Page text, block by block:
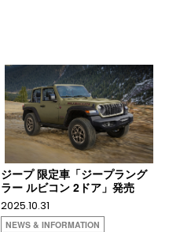
ジープ 限定車「ジープラング
ラー ルビコン 2ドア」発売
2025.10.31
NEWS & INFORMATION